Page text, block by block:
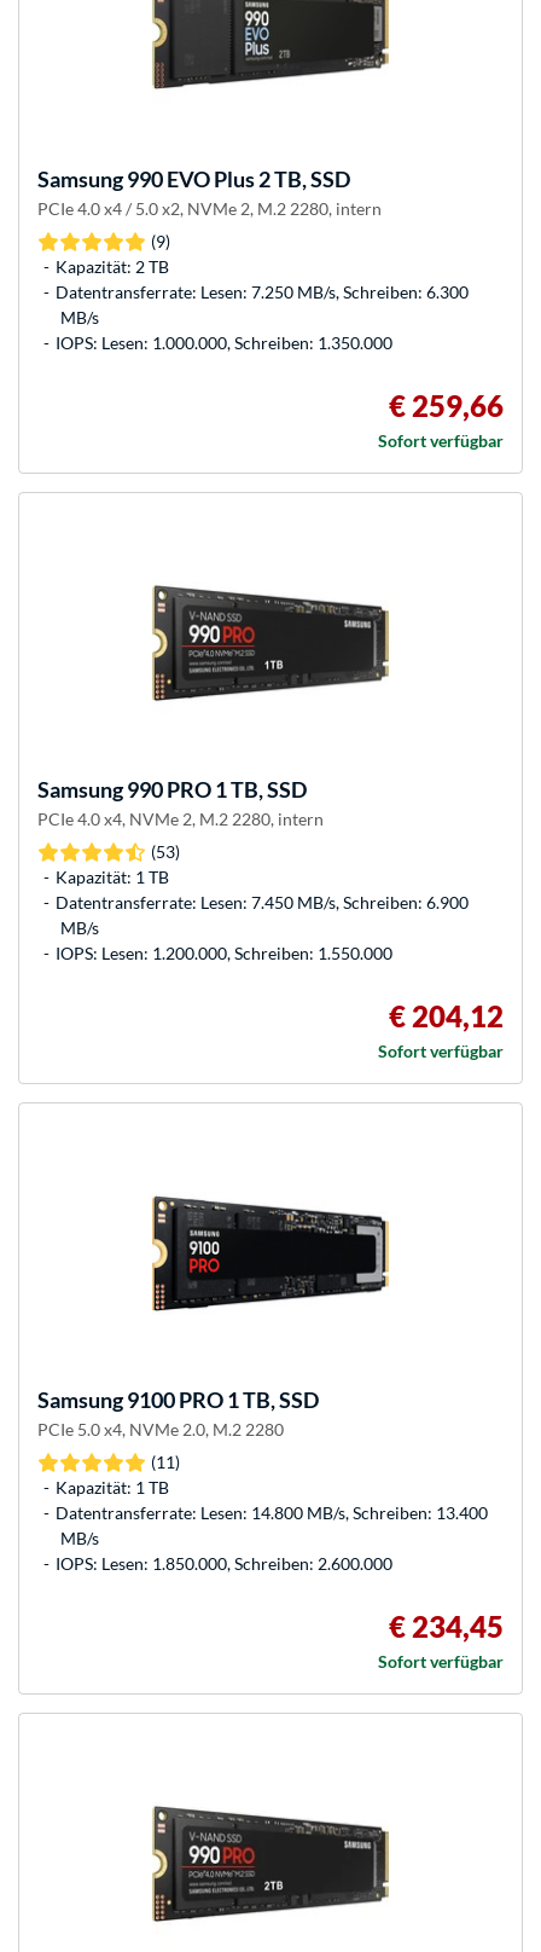
Samsung990 EVO Plus 2 TB, SSD
PCIe 4.0 x4 / 5.0 x2, NVMe 2, M.2 2280, intern
(9)
Kapazität: 2 TB
Datentransferrate: Lesen: 7.250 MB/s, Schreiben: 6.300
MB/s
IOPS: Lesen: 1.000.000, Schreiben: 1.350.000
€ 259,66
Sofort verfügbar
Samsung990 PRO 1 TB, SSD
PCIe 4.0 x4, NVMe 2, M.2 2280, intern
(53)
Kapazität: 1 TB
Datentransferrate: Lesen: 7.450 MB/s, Schreiben: 6.900
MB/s
IOPS: Lesen: 1.200.000, Schreiben: 1.550.000
€ 204,12
Sofort verfügbar
Samsung9100 PRO 1 TB, SSD
PCIe 5.0 x4, NVMe 2.0, M.2 2280
(11)
Kapazität: 1 TB
Datentransferrate: Lesen: 14.800 MB/s, Schreiben: 13.400
MB/s
IOPS: Lesen: 1.850.000, Schreiben: 2.600.000
€ 234,45
Sofort verfügbar